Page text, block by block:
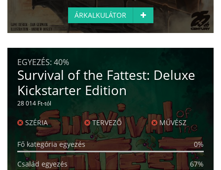
ÁRKALKULÁTOR
EGYEZÉS: 40%
Survival of the Fattest: Deluxe
Kickstarter Edition
28 014 Ft-tól
SZÉRIA TERVEZŐ MŰVÉSZ
Fő kategória egyezés 0%
Család egyezés 67%